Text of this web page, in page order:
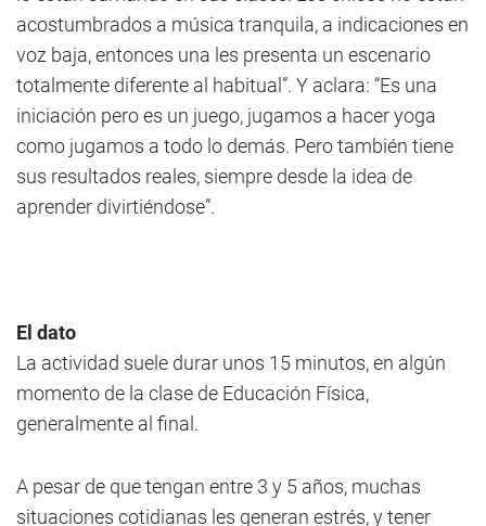
acostumbrados a música tranquila, a indicaciones en
voz baja, entonces una les presenta un escenario
totalmente diferente al habitual”. Y aclara: “Es una
iniciación pero es un juego, jugamos a hacer yoga
como jugamos a todo lo demás. Pero también tiene
sus resultados reales, siempre desde la idea de
aprender divirtiéndose”.
El dato
La actividad suele durar unos 15 minutos, en algún
momento de la clase de Educación Física,
generalmente al final.
A pesar de que tengan entre 3 y 5 años, muchas
situaciones cotidianas les generan estrés, y tener